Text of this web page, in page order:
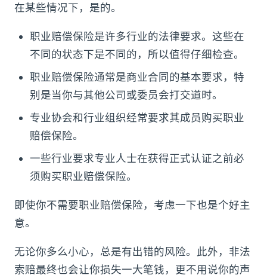
在某些情况下，是的。
职业赔偿保险是许多行业的法律要求。这些在
不同的状态下是不同的，所以值得仔细检查。
职业赔偿保险通常是商业合同的基本要求，特
别是当你与其他公司或委员会打交道时。
专业协会和行业组织经常要求其成员购买职业
赔偿保险。
一些行业要求专业人士在获得正式认证之前必
须购买职业赔偿保险。
即使你不需要职业赔偿保险，考虑一下也是个好主
意。
无论你多么小心，总是有出错的风险。此外，非法
索赔最终也会让你损失一大笔钱，更不用说你的声